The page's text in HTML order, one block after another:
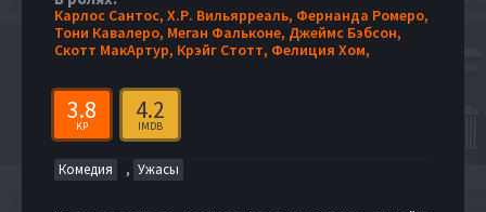
Карлос Сантос, Х.Р. Вильярреаль, Фернанда Ромеро,
Тони Кавалеро, Меган Фальконе, Джеймс Бэбсон,
Скотт МакАртур, Крэйг Стотт, Фелиция Хом,
3.8
KP
4.2
IMDB
Комедия , Ужасы